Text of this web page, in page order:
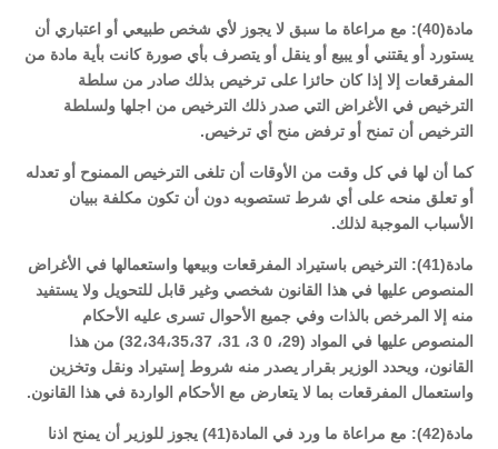
مادة(40): مع مراعاة ما سبق لا يجوز لأي شخص طبيعي أو اعتباري أن
يستورد أو يقتني أو يبيع أو ينقل أو يتصرف بأي صورة كانت بأية مادة من
المفرقعات إلا إذا كان حائزا على ترخيص بذلك صادر من سلطة
الترخيص في الأغراض التي صدر ذلك الترخيص من اجلها ولسلطة
الترخيص أن تمنح أو ترفض منح أي ترخيص.
كما أن لها في كل وقت من الأوقات أن تلغى الترخيص الممنوح أو تعدله
أو تعلق منحه على أي شرط تستصوبه دون أن تكون مكلفة ببيان
الأسباب الموجبة لذلك.
مادة(41): الترخيص باستيراد المفرقعات وبيعها واستعمالها في الأغراض
المنصوص عليها في هذا القانون شخصي وغير قابل للتحويل ولا يستفيد
منه إلا المرخص بالذات وفي جميع الأحوال تسرى عليه الأحكام
المنصوص عليها في المواد (29، 0 3، 31، 32،34،35،37) من هذا
القانون، ويحدد الوزير بقرار يصدر منه شروط إستيراد ونقل وتخزين
واستعمال المفرقعات بما لا يتعارض مع الأحكام الواردة في هذا القانون.
مادة(42): مع مراعاة ما ورد في المادة(41) يجوز للوزير أن يمنح اذنا